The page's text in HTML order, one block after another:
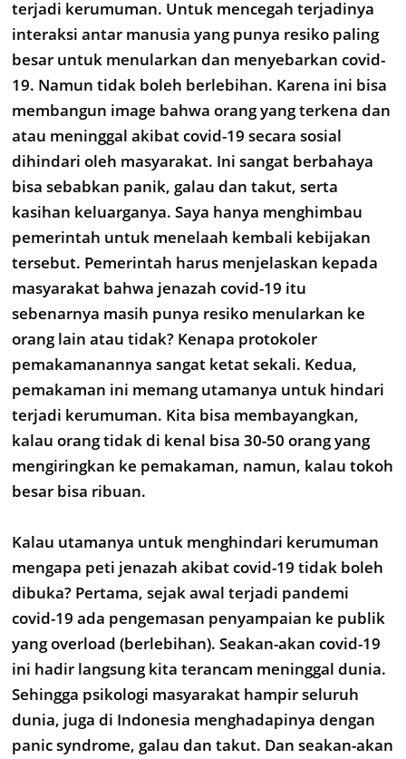
terjadi kerumuman. Untuk mencegah terjadinya
interaksi antar manusia yang punya resiko paling
besar untuk menularkan dan menyebarkan covid-
19. Namun tidak boleh berlebihan. Karena ini bisa
membangun image bahwa orang yang terkena dan
atau meninggal akibat covid-19 secara sosial
dihindari oleh masyarakat. Ini sangat berbahaya
bisa sebabkan panik, galau dan takut, serta
kasihan keluarganya. Saya hanya menghimbau
pemerintah untuk menelaah kembali kebijakan
tersebut. Pemerintah harus menjelaskan kepada
masyarakat bahwa jenazah covid-19 itu
sebenarnya masih punya resiko menularkan ke
orang lain atau tidak? Kenapa protokoler
pemakamanannya sangat ketat sekali. Kedua,
pemakaman ini memang utamanya untuk hindari
terjadi kerumuman. Kita bisa membayangkan,
kalau orang tidak di kenal bisa 30-50 orang yang
mengiringkan ke pemakaman, namun, kalau tokoh
besar bisa ribuan.
Kalau utamanya untuk menghindari kerumuman
mengapa peti jenazah akibat covid-19 tidak boleh
dibuka? Pertama, sejak awal terjadi pandemi
covid-19 ada pengemasan penyampaian ke publik
yang overload (berlebihan). Seakan-akan covid-19
ini hadir langsung kita terancam meninggal dunia.
Sehingga psikologi masyarakat hampir seluruh
dunia, juga di Indonesia menghadapinya dengan
panic syndrome, galau dan takut. Dan seakan-akan